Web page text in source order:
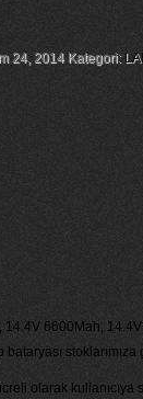
24, 2014 Kategori:
6600Mah,
stoklarımıza
olarak kullanıcıya